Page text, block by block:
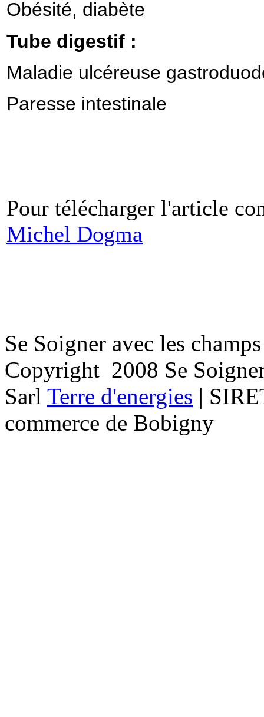
Obésité, diabète
Tube digestif :
Maladie ulcéreuse
Paresse intestinale
Pour télécharger l'article
Michel Dogma
Se Soigner avec les
Copyright 2008 Se
Sarl Terre d'energies |
commerce de Bobigny